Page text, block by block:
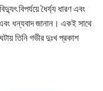
বিপর্যয়ে ধৈর্য্য ধারণ এবং
ধন্যবাদ জানান। একই সাথে
তিনি গভীর দুঃখ প্রকাশ